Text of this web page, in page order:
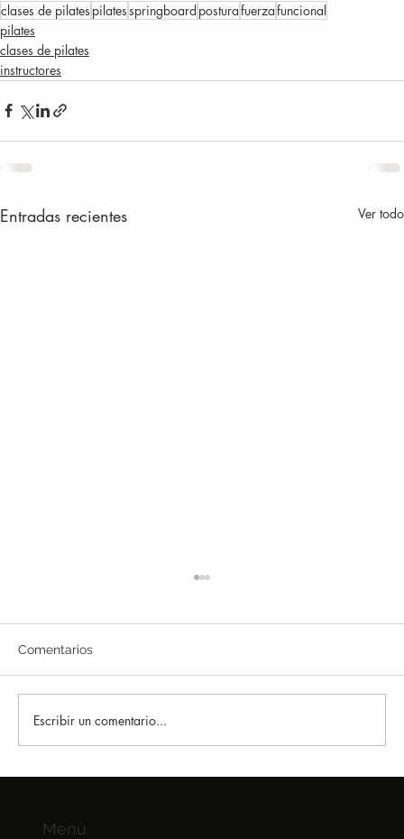
clases de pilates pilatesspringboard posturafuerzafuncional
pilates
clases de pilates
instructores
Entradas recientes Ver todo
Comentarios
Escribir un comentario...
Menú